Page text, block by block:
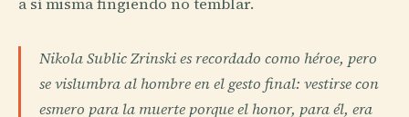
Nikola Sublic Zrinski es recordado como héroe, pero
se vislumbra al hombre en el gesto final: vestirse con
esmero para la muerte porque el honor, para él, era